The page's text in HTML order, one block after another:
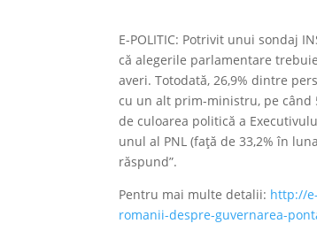
E-POLITIC: Potrivit unui sondaj
că alegerile parlamentare
averi. Totodată, 26,9% dintre
cu un alt prim-ministru, pe când
de culoarea politică a
unul al PNL (față de 33,2% în
răspund”.
Pentru mai multe detalii: http://
romanii-despre-guvernarea-